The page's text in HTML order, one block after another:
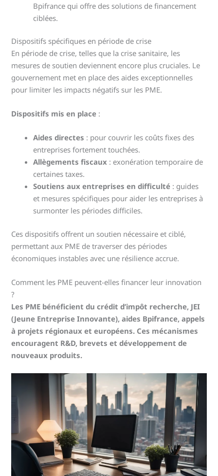
Bpifrance qui offre des solutions de financement
ciblées.
Dispositifs spécifiques en période de crise
En période de crise, telles que la crise sanitaire, les
mesures de soutien deviennent encore plus cruciales. Le
gouvernement met en place des aides exceptionnelles
pour limiter les impacts négatifs sur les PME.
Dispositifs mis en place :
Aides directes : pour couvrir les coûts fixes des
entreprises fortement touchées.
Allègements fiscaux : exonération temporaire de
certaines taxes.
Soutiens aux entreprises en difficulté : guides
et mesures spécifiques pour aider les entreprises à
surmonter les périodes difficiles.
Ces dispositifs offrent un soutien nécessaire et ciblé,
permettant aux PME de traverser des périodes
économiques instables avec une résilience accrue.
Comment les PME peuvent-elles financer leur innovation
?
Les PME bénéficient du crédit d’impôt recherche, JEI
(Jeune Entreprise Innovante), aides Bpifrance, appels
à projets régionaux et européens. Ces mécanismes
encouragent R&D, brevets et développement de
nouveaux produits.